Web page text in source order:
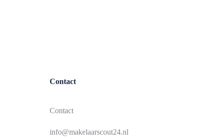
Contact
Contact
info@makelaarscout24.nl